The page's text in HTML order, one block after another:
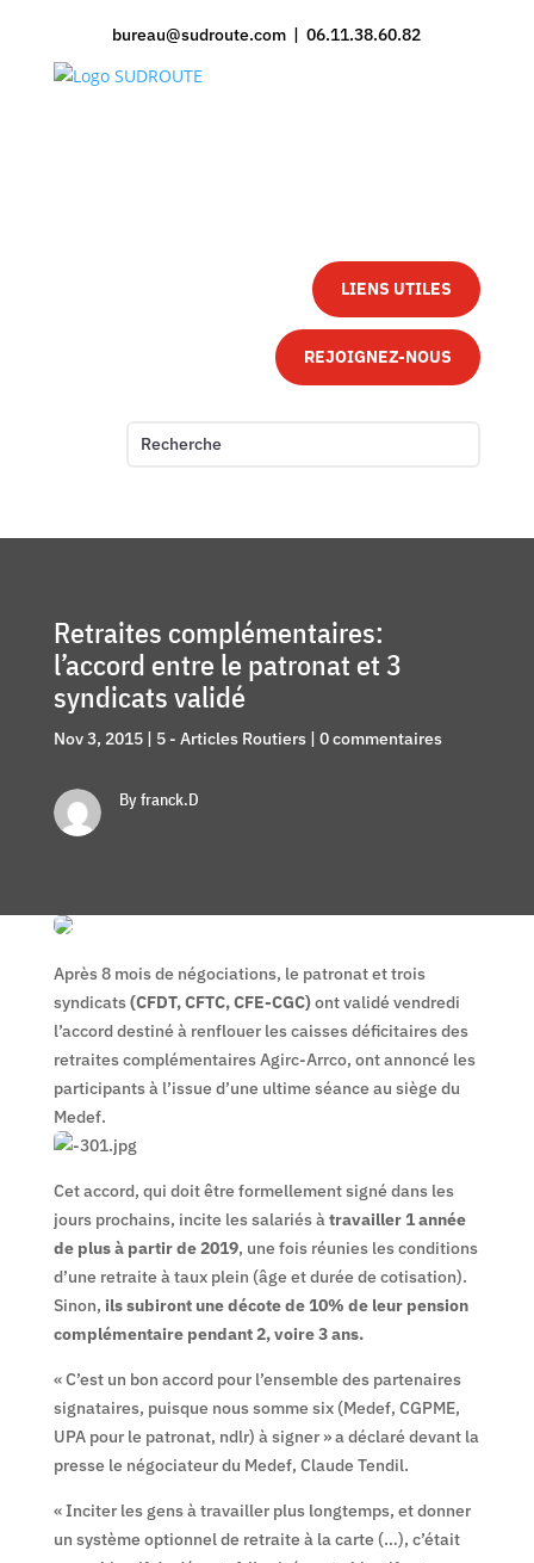
bureau@sudroute.com | 06.11.38.60.82
LIENS UTILES
REJOIGNEZ-NOUS
Retraites complémentaires:
l’accord entre le patronat et 3
syndicats validé
Nov 3, 2015| 5 - Articles Routiers| 0 commentaires
By franck.D
Après 8 mois de négociations, le patronat et trois
syndicats(CFDT, CFTC, CFE-CGC)ont validé vendredi
l’accord destiné à renflouer les caisses déficitaires des
retraites complémentaires Agirc-Arrco, ont annoncé les
participants à l’issue d’une ultime séance au siège du
Medef.
Cet accord, qui doit être formellement signé dans les
jours prochains, incite les salariés àtravailler 1 année
de plus à partir de 2019, une fois réunies les conditions
d’une retraite à taux plein (âge et durée de cotisation).
Sinon, ils subiront une décote de 10% de leur pension
complémentaire pendant 2, voire 3 ans.
« C’est un bon accord pour l’ensemble des partenaires
signataires, puisque nous somme six (Medef, CGPME,
UPA pour le patronat, ndlr) à signer » a déclaré devant la
presse le négociateur du Medef, Claude Tendil.
« Inciter les gens à travailler plus longtemps, et donner
un système optionnel de retraite à la carte (…), c’était